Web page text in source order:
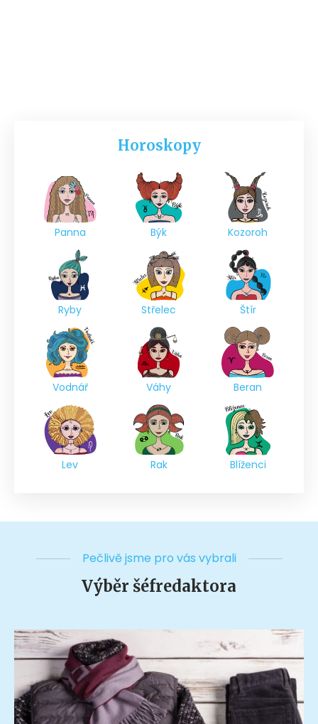
Horoskopy
Panna Býk Kozoroh
Ryby Střelec Štír
Vodnář Váhy Beran
Lev Rak Blíženci
Pečlivě jsme pro vás vybrali
Výběr šéfredaktora